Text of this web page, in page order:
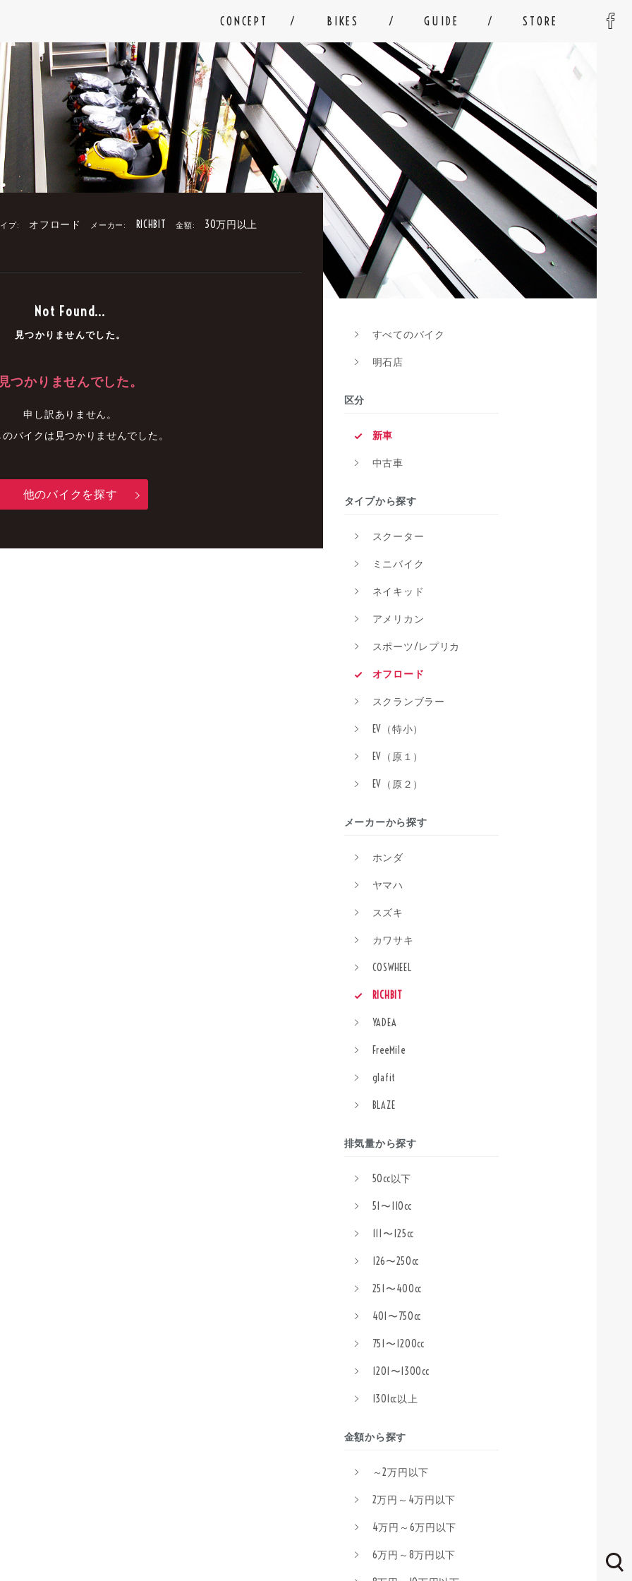
CONCEPT BIKES GUIDE STORE
プ: オフロード メーカー: RICHBIT 金額: 30万円以上
Not Found...
見つかりませんでした。
見つかりませんでした。
申し訳ありません。
バイクは見つかりませんでした。
他のバイクを探す
すべてのバイク
明石店
区分
新車
中古車
タイプから探す
スクーター
ミニバイク
ネイキッド
アメリカン
スポーツ/レプリカ
オフロード
スクランブラー
EV（特小）
EV（原１）
EV（原２）
メーカーから探す
ホンダ
ヤマハ
スズキ
カワサキ
COSWHEEL
RICHBIT
YADEA
FreeMile
glafit
BLAZE
排気量から探す
50cc以下
51〜110cc
111〜125cc
126〜250cc
251〜400cc
401〜750cc
751〜1200cc
1201〜1300cc
1301cc以上
金額から探す
～2万円以下
2万円～4万円以下
4万円～6万円以下
6万円～8万円以下
中古車